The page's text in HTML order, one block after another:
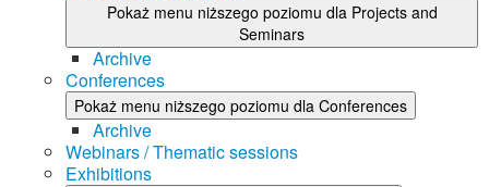
Pokaż menu niższego poziomu dla Projects and
Seminars
Archive
Conferences
Pokaż menu niższego poziomu dla Conferences
Archive
Webinars / Thematic sessions
Exhibitions